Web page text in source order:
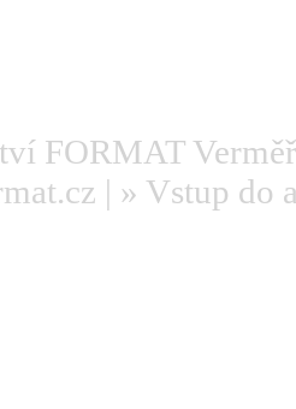
FORMAT
| » Vstup do